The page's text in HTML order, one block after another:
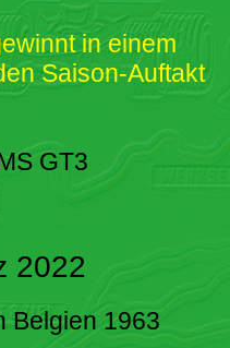
in einem
Saison-Auftakt
GT3
2022
Belgien 1963